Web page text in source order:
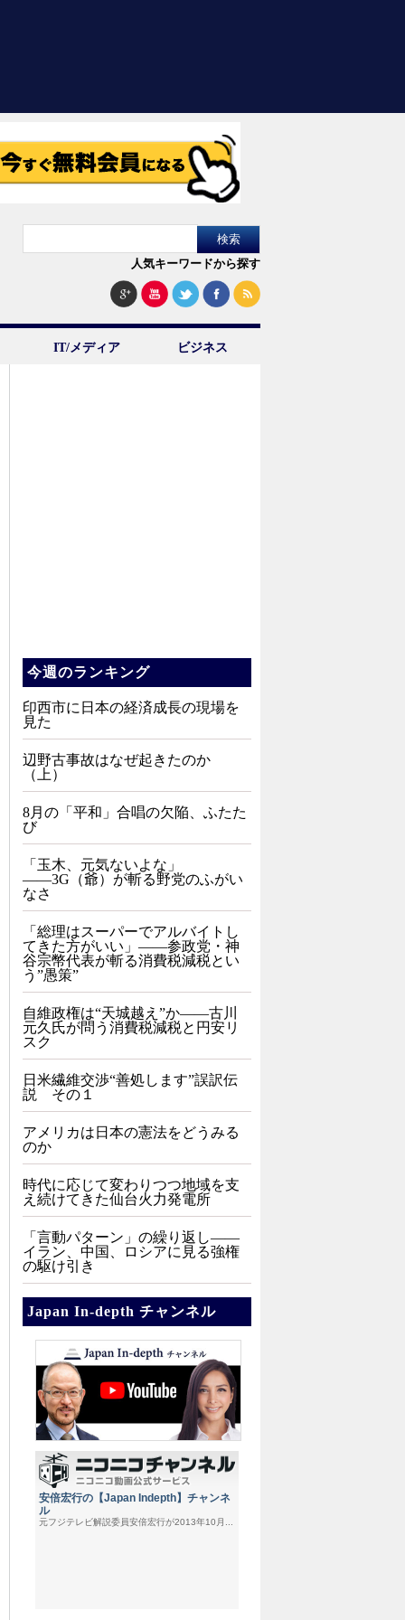
人気キーワードから探す
IT/メディア ビジネス
今週のランキング
印西市に日本の経済成長の現場を
見た
辺野古事故はなぜ起きたのか
（上）
8月の「平和」合唱の欠陥、ふたた
び
「玉木、元気ないよな」
――3G（爺）が斬る野党のふがい
なさ
「総理はスーパーでアルバイトし
てきた方がいい」――参政党・神
谷宗幣代表が斬る消費税減税とい
う”愚策”
自維政権は“天城越え”か――古川
元久氏が問う消費税減税と円安リ
スク
日米繊維交渉“善処します”誤訳伝
説 その１
アメリカは日本の憲法をどうみる
のか
時代に応じて変わりつつ地域を支
え続けてきた仙台火力発電所
「言動パターン」の繰り返し――
イラン、中国、ロシアに見る強権
の駆け引き
Japan In-depth チャンネル